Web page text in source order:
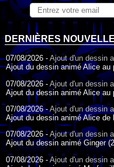
DERNIÈRES
07/08/2026 - Ajout d'un dessin
Ajout du dessin animé Alice
07/08/2026 -Ajout d'un dessin
Ajout du dessin animé Alice au
07/08/2026 -Ajout d'un dessin
Ajout du dessin animé Alice de
07/08/2026 - Ajout d'un dessin
Ajout du dessin animé Ginger
07/08/2026 - Ajout d'un dessin